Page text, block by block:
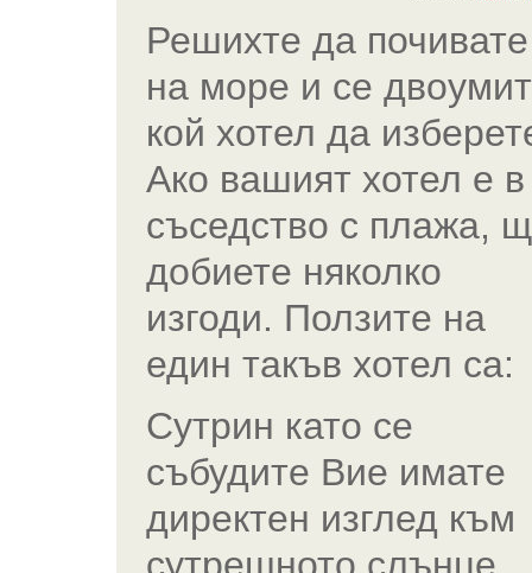
Решихте да почивате
на море и се
кой хотел да
Ако вашият хотел e в
съседство с плажа,
добиете няколко
изгоди. Ползите на
един такъв хотел са:
Сутрин като се
събудите Вие имате
директен изглед към